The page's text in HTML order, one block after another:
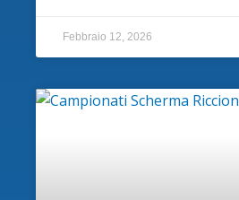
Febbraio 12, 2026